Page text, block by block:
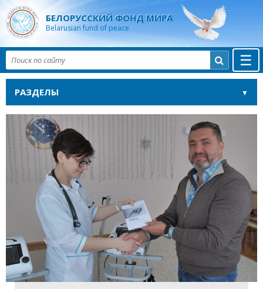
БЕЛОРУССКИЙ ФОНД МИРА
Belarusian fund of peace
☰

РАЗДЕЛЫ